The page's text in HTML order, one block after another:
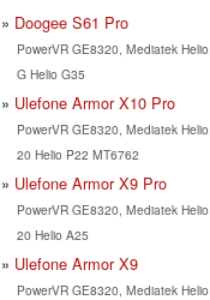
Doogee S61 Pro
PowerVR GE8320, Mediatek Helio
G Helio G35
Ulefone Armor X10 Pro
PowerVR GE8320, Mediatek Helio
20 Helio P22 MT6762
Ulefone Armor X9 Pro
PowerVR GE8320, Mediatek Helio
20 Helio A25
Ulefone Armor X9
PowerVR GE8320, Mediatek Helio